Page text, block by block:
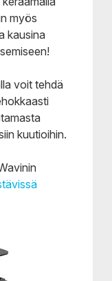
myös
kausina
voit tehdä
kuutioihin.